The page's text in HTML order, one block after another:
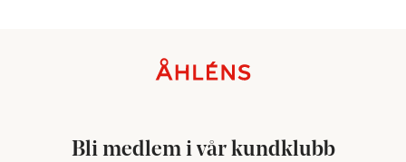
Bli medlem i vår kundklubb